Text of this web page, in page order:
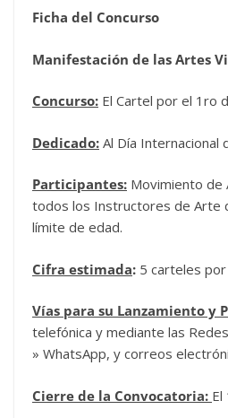
Ficha del Concurso
Manifestación de las Artes
Concurso: El Cartel por el 1ro
Dedicado: Al Día Internacional
Participantes: Movimiento de
todos los Instructores de Arte
límite de edad.
Cifra estimada: 5 carteles por
Vías para su Lanzamiento y
telefónica y mediante las
» WhatsApp, y correos
Cierre de la Convocatoria: El